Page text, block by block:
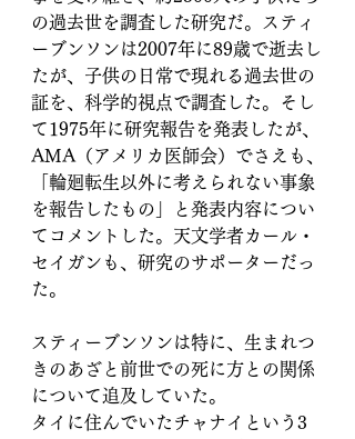
の過去世を調査した研究だ。スティ
ーブンソンは2007年に89歳で逝去し
たが、子供の日常で現れる過去世の
証を、科学的視点で調査した。そし
て1975年に研究報告を発表したが、
AMA（アメリカ医師会）でさえも、
「輪廻転生以外に考えられない事象
を報告したもの」と発表内容につい
てコメントした。天文学者カール・
セイガンも、研究のサポーターだっ
た。
スティーブンソンは特に、生まれつ
きのあざと前世での死に方との関係
について追及していた。
タイに住んでいたチャナイという3